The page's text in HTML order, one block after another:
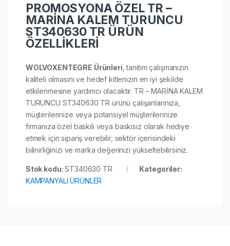
PROMOSYONA ÖZEL TR –
MARİNA KALEM TURUNCU
ST340630 TR ÜRÜN
ÖZELLİKLERİ
WOLVOXENTEGRE Ürünleri , tanıtım çalışmanızın
kaliteli olmasını ve hedef kitlenizin en iyi şekilde
etkilenmesine yardımcı olacaktır. TR – MARİNA KALEM
TURUNCU ST340630 TR ürünü çalışanlarınıza,
müşterilerinize veya potansiyel müşterilerinize
firmanıza özel baskılı veya baskısız olarak hediye
etmek için sipariş verebilir, sektör içerisindeki
bilinirliğinizi ve marka değerinizi yükseltebilirsiniz.
Stok kodu:ST340630 TR
Kategoriler:
KAMPANYALI ÜRÜNLER